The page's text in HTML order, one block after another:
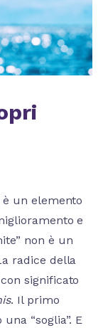
un elemento
e
non è un
radice della
significato
. Il primo
“soglia”. E